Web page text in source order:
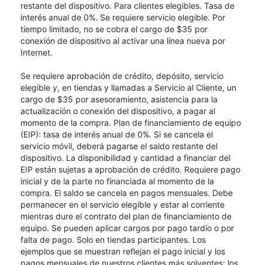
restante del dispositivo. Para clientes elegibles. Tasa de
interés anual de 0%. Se requiere servicio elegible. Por
tiempo limitado, no se cobra el cargo de $35 por
conexión de dispositivo al activar una línea nueva por
Internet.
Se requiere aprobación de crédito, depósito, servicio
elegible y, en tiendas y llamadas a Servicio al Cliente, un
cargo de $35 por asesoramiento, asistencia para la
actualización o conexión del dispositivo, a pagar al
momento de la compra. Plan de financiamiento de equipo
(EIP): tasa de interés anual de 0%. Si se cancela el
servicio móvil, deberá pagarse el saldo restante del
dispositivo. La disponibilidad y cantidad a financiar del
EIP están sujetas a aprobación de crédito. Requiere pago
inicial y de la parte no financiada al momento de la
compra. El saldo se cancela en pagos mensuales. Debe
permanecer en el servicio elegible y estar al corriente
mientras dure el contrato del plan de financiamiento de
equipo. Se pueden aplicar cargos por pago tardío o por
falta de pago. Solo en tiendas participantes. Los
ejemplos que se muestran reflejan el pago inicial y los